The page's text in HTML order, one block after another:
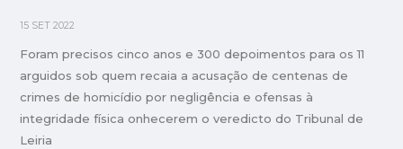
15 SET 2022
Foram precisos cinco anos e 300 depoimentos para os 11
arguidos sob quem recaia a acusação de centenas de
crimes de homicídio por negligência e ofensas à
integridade física onhecerem o veredicto do Tribunal de
Leiria